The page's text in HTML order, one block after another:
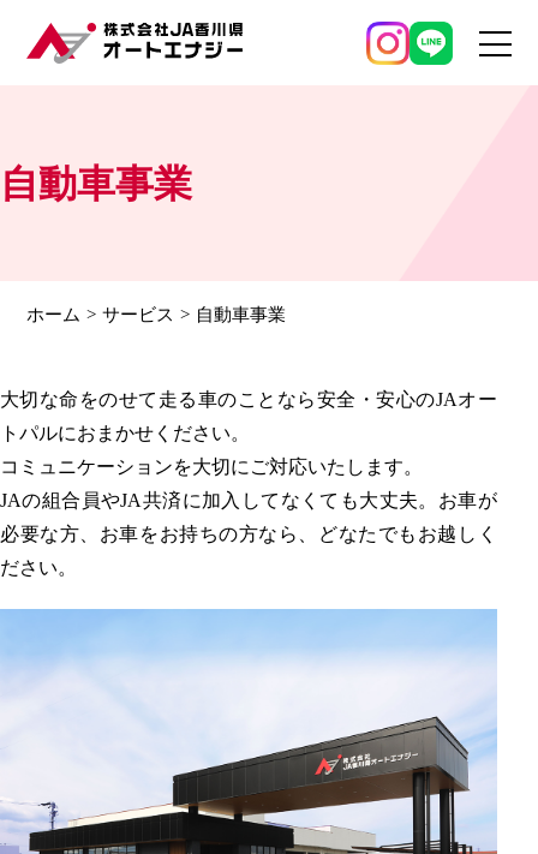
自動車事業
ホーム サービス 自動車事業
大切な命をのせて走る車のことなら安全・安心のJAオー
トパルにおまかせください。
コミュニケーションを大切にご対応いたします。
JAの組合員やJA共済に加入してなくても大丈夫。お車が
必要な方、お車をお持ちの方なら、どなたでもお越しく
ださい。